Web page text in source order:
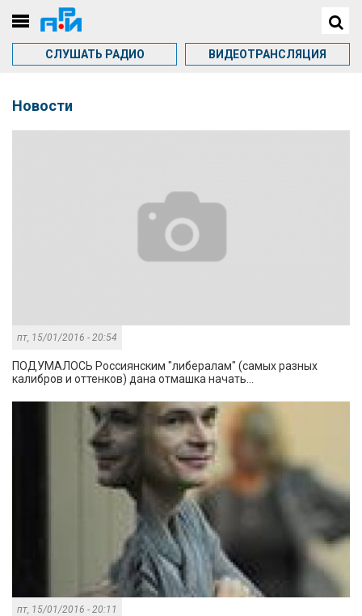
СЛУШАТЬ РАДИО ВИДЕОТРАНСЛЯЦИЯ
Новости
пт, 15/01/2016 - 20:54
ПОДУМАЛОСЬ Россиянским "либералам" (самых разных
калибров и оттенков) дана отмашка начать...
пт, 15/01/2016 - 20:11